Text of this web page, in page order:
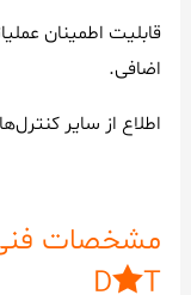
قابلیت اطمینان
اضافی.
اطلاع از سایر
مشخصات فنی
DST